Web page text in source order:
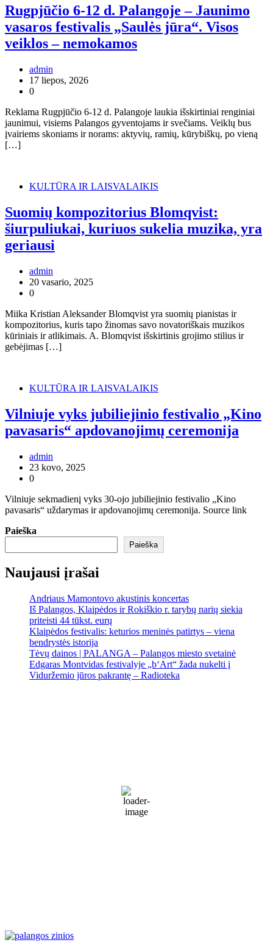
Rugpjūčio 6-12 d. Palangoje – Jaunimo
vasaros festivalis „Saulės jūra“. Visos
veiklos – nemokamos
admin
17 liepos, 2026
0
Reklama Rugpjūčio 6-12 d. Palangoje laukia išskirtiniai renginiai
jaunimui, visiems Palangos gyventojams ir svečiams. Veiklų bus
įvairiems skoniams ir norams: aktyvių, ramių, kūrybiškų, po vieną
[…]
KULTŪRA IR LAISVALAIKIS
Suomių kompozitorius Blomqvist:
šiurpuliukai, kuriuos sukelia muzika, yra
geriausi
admin
20 vasario, 2025
0
Miika Kristian Aleksander Blomqvist yra suomių pianistas ir
kompozitorius, kuris tapo žinomas savo novatoriškais muzikos
kūriniais ir atlikimais. A. Blomqvist išskirtinis grojimo stilius ir
gebėjimas […]
KULTŪRA IR LAISVALAIKIS
Vilniuje vyks jubiliejinio festivalio „Kino
pavasaris“ apdovanojimų ceremonija
admin
23 kovo, 2025
0
Vilniuje sekmadienį vyks 30-ojo jubiliejinio festivalio „Kino
pavasaris“ uždarymas ir apdovanojimų ceremonija. Source link
Paieška
Paieška
Naujausi įrašai
Andriaus Mamontovo akustinis koncertas
Iš Palangos, Klaipėdos ir Rokiškio r. tarybų narių siekia
priteisti 44 tūkst. eurų
Klaipėdos festivalis: keturios meninės patirtys – viena
bendrystės istorija
Tėvų dainos | PALANGA – Palangos miesto svetainė
Edgaras Montvidas festivalyje „b‘Art“ žada nukelti į
Viduržemio jūros pakrantę – Radioteka
Patchy rain nearby
70 %
1017 mb